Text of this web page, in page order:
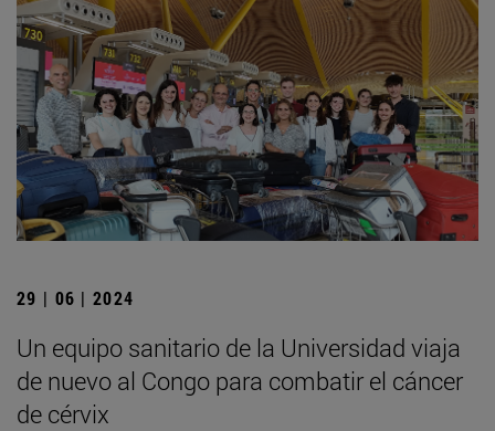
29 | 06 | 2024
Un equipo sanitario de la Universidad viaja
de nuevo al Congo para combatir el cáncer
de cérvix